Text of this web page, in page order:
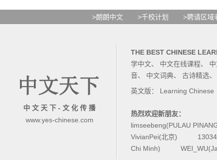
>朗朗中文 >千校计划 >聘请区域
中 文 天 下 - 文 化 传 播
www.yes-chinese.com
THE BEST CHINESE
学中文、 中文在线课程、
音、 中文词典、 古诗精选
英文版： Learning Chinese
热烈欢迎新朋友：
limseebeng(PULAU
VivianPei(北京)
Chi Minh)